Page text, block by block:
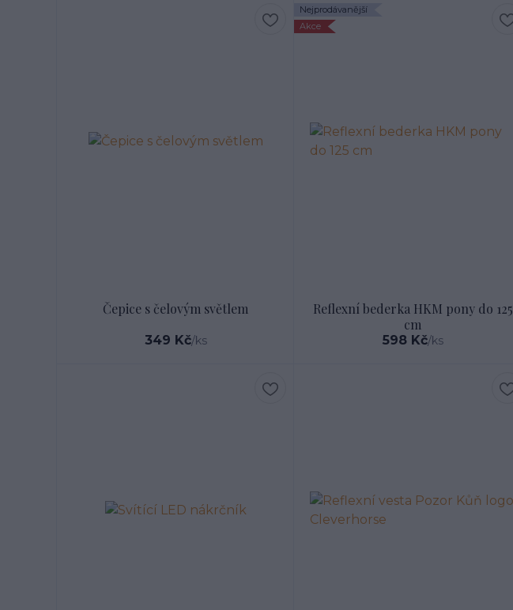
Čepice s čelovým světlem
349 Kč/ks
Nejprodávanější
Akce
Reflexní bederka HKM pony do 125
cm
598 Kč/ks